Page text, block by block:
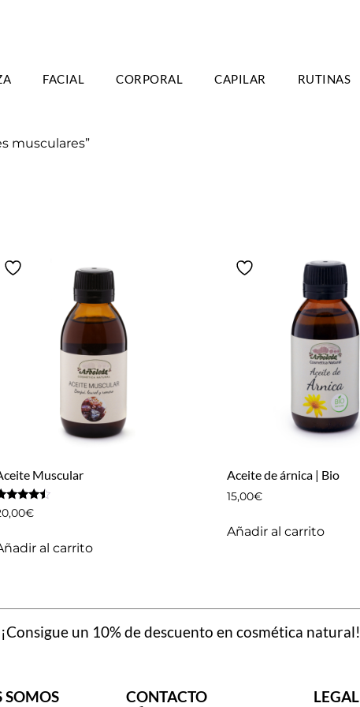
GRATIS A PARTIR DE 39€ EN PENÍNSULA - 2/3
FACIAL CORPORAL CAPILAR RUTINAS
musculares”
Muscular
de 5
€
al carrito
Aceite de árnica | Bio
15,00€
Añadir al carrito
un 10% de descuento en cosmética natural!
SOMOS CONTACTO LEGAL